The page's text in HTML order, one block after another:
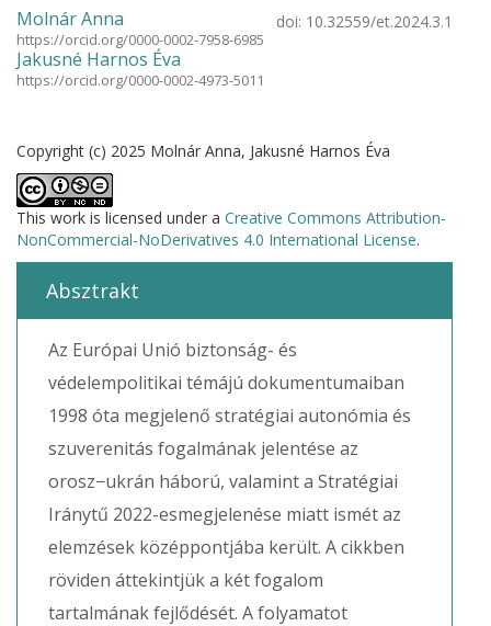
Molnár Anna
https://orcid.org/0000-0002-7958-6985
Jakusné Harnos Éva
https://orcid.org/0000-0002-4973-5011
doi: 10.32559/et.2024.3.1
Copyright (c) 2025 Molnár Anna, Jakusné Harnos Éva
This work is licensed under a Creative Commons Attribution-
NonCommercial-NoDerivatives 4.0 International License.
Absztrakt
Az Európai Unió biztonság- és
védelempolitikai témájú dokumentumaiban
1998 óta megjelenő stratégiai autonómia és
szuverenitás fogalmának jelentése az
orosz−ukrán háború, valamint a Stratégiai
Iránytű 2022-esmegjelenése miatt ismét az
elemzések középpontjába került. A cikkben
röviden áttekintjük a két fogalom
tartalmának fejlődését. A folyamatot